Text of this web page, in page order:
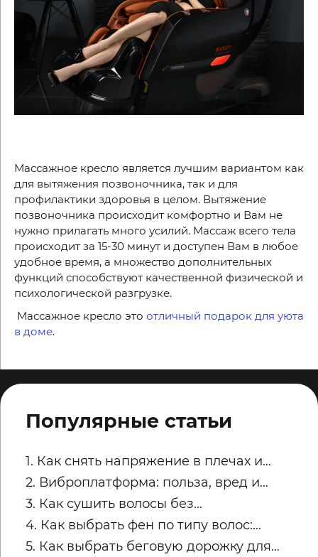
Массажное кресло является лучшим вариантом как
для вытяжения позвоночника, так и для
профилактики здоровья в целом. Вытяжение
позвоночника происходит комфортно и Вам не
нужно прилагать много усилий. Массаж всего тела
происходит за 15-30 минут и доступен Вам в любое
удобное время, а множество дополнительных
функций способствуют качественной физической и
психологической разгрузке.
Массажное кресло это отличный подарок для уюта
в доме.
Популярные статьи
1. Как снять напряжение в плечах и
трапециях после рабочего дня
2. Виброплатформа: польза, вред и
советы по безопасным занятиям
3. Как сушить волосы без
пересушивания
4. Как выбрать фен по типу волос:
тонкие, кудрявые, пористые и
5. Как выбрать беговую дорожку для